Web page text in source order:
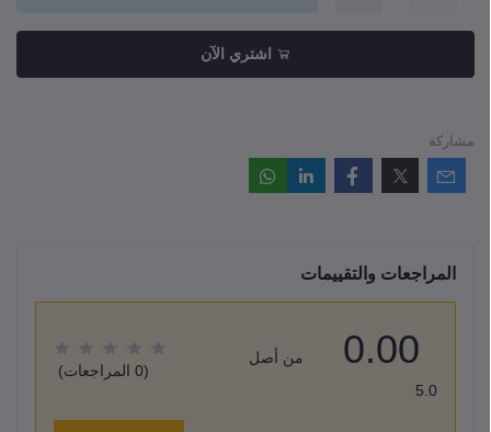
اشتري الآن
مشاركة
المراجعات والتقييمات
0.00
من أصل
5.0
(0 المراجعات)